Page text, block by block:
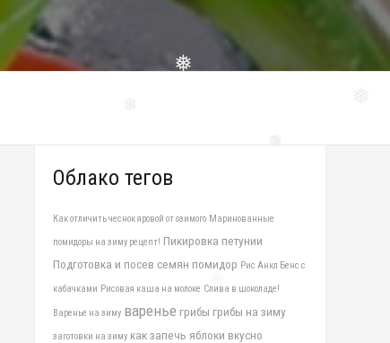
❅
❅
Облако тегов
Как отличить чеснок яровой от озимого Маринованные
помидоры на зиму рецепт! Пикировка петунии
Подготовка и посев семян помидор Рис Анкл Бенс с
кабачками Рисовая каша на молоке Слива в шоколаде!
Варенье на зиму варенье грибы грибы на зиму
заготовки на зиму как запечь яблоки вкусно